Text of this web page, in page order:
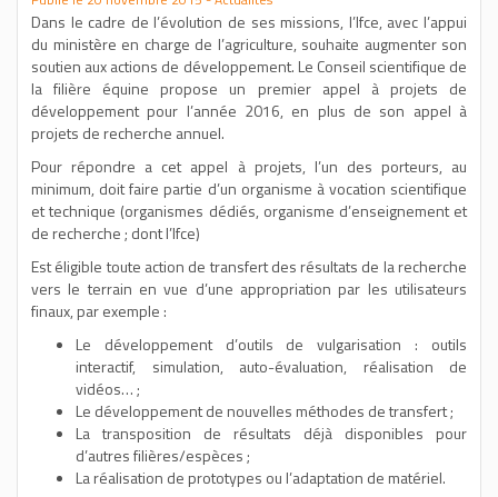
Dans le cadre de l’évolution de ses missions, l’Ifce, avec l’appui
du ministère en charge de l’agriculture, souhaite augmenter son
soutien aux actions de développement. Le Conseil scientifique de
la filière équine propose un premier appel à projets de
développement pour l’année 2016, en plus de son appel à
projets de recherche annuel.
Pour répondre a cet appel à projets, l’un des porteurs, au
minimum, doit faire partie d’un organisme à vocation scientifique
et technique (organismes dédiés, organisme d’enseignement et
de recherche ; dont l’Ifce)
Est éligible toute action de transfert des résultats de la recherche
vers le terrain en vue d’une appropriation par les utilisateurs
finaux, par exemple :
Le développement d’outils de vulgarisation : outils
interactif, simulation, auto-évaluation, réalisation de
vidéos… ;
Le développement de nouvelles méthodes de transfert ;
La transposition de résultats déjà disponibles pour
d’autres filières/espèces ;
La réalisation de prototypes ou l’adaptation de matériel.